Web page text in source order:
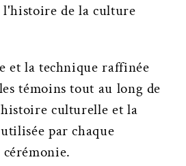
l'histoire de la culture
et la technique raffinée
témoins tout au long de
culturelle et la
par chaque